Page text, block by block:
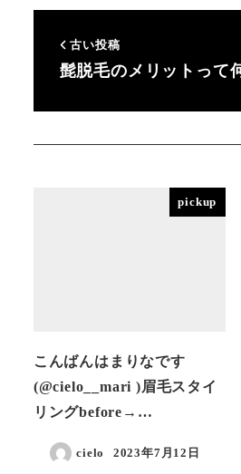
古い投稿
髭脱毛のメリットって
pickup
こんばんはまりなです
(@cielo__mari )眉毛スタイ
リングbefore→…
cielo
投稿日
2023年7月12日